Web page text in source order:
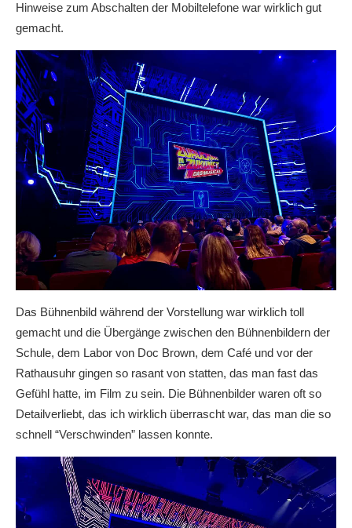
Hinweise zum Abschalten der Mobiltelefone war wirklich gut
gemacht.
Das Bühnenbild während der Vorstellung war wirklich toll
gemacht und die Übergänge zwischen den Bühnenbildern der
Schule, dem Labor von Doc Brown, dem Café und vor der
Rathausuhr gingen so rasant von statten, das man fast das
Gefühl hatte, im Film zu sein. Die Bühnenbilder waren oft so
Detailverliebt, das ich wirklich überrascht war, das man die so
schnell “Verschwinden” lassen konnte.